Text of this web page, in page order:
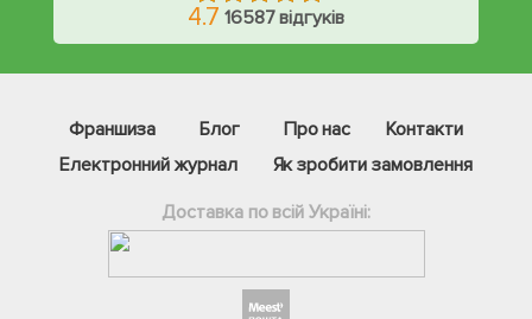
4.7 16587 відгуків
Франшиза Блог Про нас
Контакти
Електронний журнал
Як зробити замовлення
Доставка по всій Україні: